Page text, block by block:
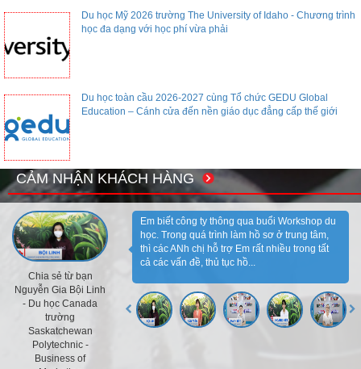
Du học Mỹ 2026 trường The University of Idaho - Chương trình
học đa dạng với học phí vừa phải
Du học toàn cầu 2026-2027 cùng Tổ chức GEDU Global
Education – Cánh cửa đến nền giáo dục đẳng cấp thế giới
CẢM NHẬN KHÁCH HÀNG
Chia sẻ từ bạn
Nguyễn Gia Bội Linh
- Du học Canada
trường
Saskatchewan
Polytechnic -
Business of
Em biết công ty thông qua buổi Workshop du
học. Trong quá trình làm hồ sơ ở trung tâm,
thì các ANh chị hỗ trợ Em rất nhiều trong tất
cả các vấn đề, thủ tục hồ...